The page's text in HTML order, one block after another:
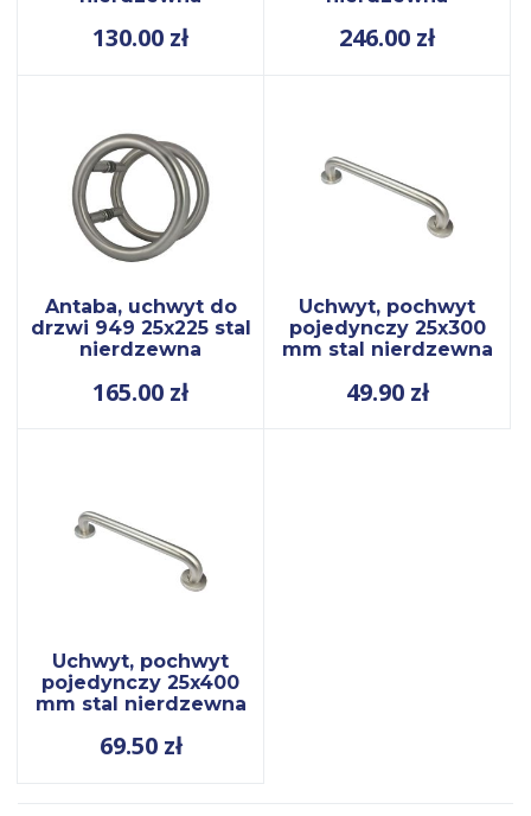
130.00 zł 246.00 zł
Antaba, uchwyt do
drzwi 949 25x225 stal
nierdzewna
165.00 zł
Uchwyt, pochwyt
pojedynczy 25x300
mm stal nierdzewna
49.90 zł
Uchwyt, pochwyt
pojedynczy 25x400
mm stal nierdzewna
69.50 zł